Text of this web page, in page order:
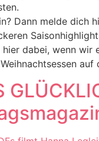
Dann melde dich
dabei, wenn wir
auf